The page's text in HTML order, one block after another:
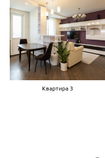
Квартира 3